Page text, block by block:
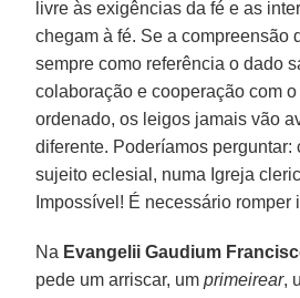
livre às exigências da fé e as
chegam à fé. Se a compreensão
sempre como referência o dado
colaboração e cooperação com
ordenado, os leigos jamais vão
diferente. Poderíamos perguntar:
sujeito eclesial, numa Igreja
Impossível! É necessário romper
Na Evangelii Gaudium
pede um arriscar, umprimeirear,